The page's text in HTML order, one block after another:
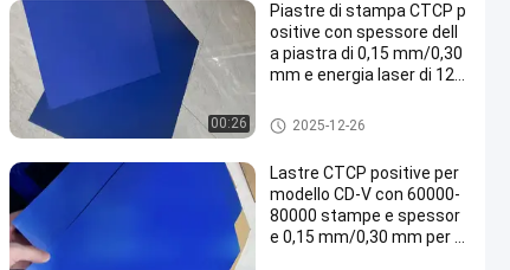
00:26
Piastre di stampa CTCP p
ositive con spessore dell
a piastra di 0,15 mm/0,30
mm e energia laser di 120
80000 stampe
Clichè di CTCP
2025-12-26
Lastre CTCP positive per
modello CD-V con 60000-
80000 stampe e spessor
e 0,15 mm/0,30 mm per s